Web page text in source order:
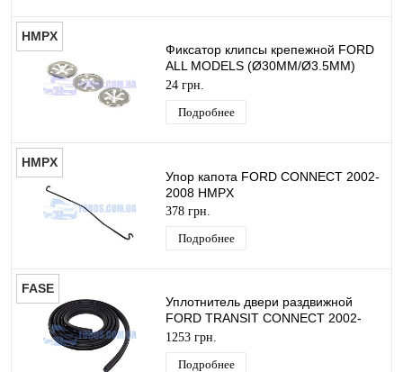
HMPX
Фиксатор клипсы крепежной FORD
ALL MODELS (Ø30MM/Ø3.5MM)
HMPX
24 грн.
Подробнее
HMPX
Упор капота FORD CONNECT 2002-
2008 HMPX
378 грн.
Подробнее
FASE
Уплотнитель двери раздвижной
FORD TRANSIT CONNECT 2002-
2013 (Левая/Правая) FASE
1253 грн.
Подробнее